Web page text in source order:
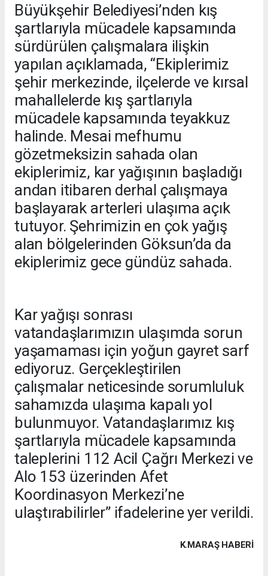
Büyükşehir Belediyesi’nden kış
şartlarıyla mücadele kapsamında
sürdürülen çalışmalara ilişkin
yapılan açıklamada, “Ekiplerimiz
şehir merkezinde, ilçelerde ve kırsal
mahallelerde kış şartlarıyla
mücadele kapsamında teyakkuz
halinde. Mesai mefhumu
gözetmeksizin sahada olan
ekiplerimiz, kar yağışının başladığı
andan itibaren derhal çalışmaya
başlayarak arterleri ulaşıma açık
tutuyor. Şehrimizin en çok yağış
alan bölgelerinden Göksun’da da
ekiplerimiz gece gündüz sahada.
Kar yağışı sonrası
vatandaşlarımızın ulaşımda sorun
yaşamaması için yoğun gayret sarf
ediyoruz. Gerçekleştirilen
çalışmalar neticesinde sorumluluk
sahamızda ulaşıma kapalı yol
bulunmuyor. Vatandaşlarımız kış
şartlarıyla mücadele kapsamında
taleplerini 112 Acil Çağrı Merkezi ve
Alo 153 üzerinden Afet
Koordinasyon Merkezi’ne
ulaştırabilirler” ifadelerine yer verildi.
K.MARAŞ HABERİ